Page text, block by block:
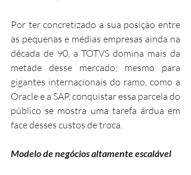
Por ter concretizado a sua posição entre
as pequenas e médias empresas ainda na
década de 90, a TOTVS domina mais da
metade desse mercado; mesmo para
gigantes internacionais do ramo, como a
Oracle e a SAP, conquistar essa parcela do
público se mostra uma tarefa árdua em
face desses custos de troca.
Modelo de negócios altamente escalável